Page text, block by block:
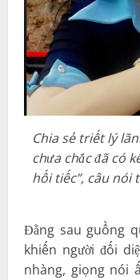
Chia sẻ triết lý
chưa chắc đã có
hối tiếc”, câu nói
Đằng sau guồng
khiến người đối
nhàng, giọng nói